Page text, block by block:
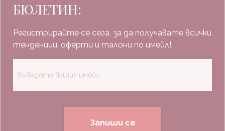
БЮЛЕТИН:
Регистрирайте се сега, за да получавате всички
тенденции, оферти и талони по имейл!
Запиши се